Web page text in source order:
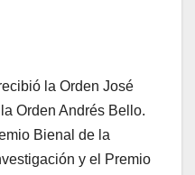
la Orden José
Orden Andrés Bello.
Bienal de la
y el Premio